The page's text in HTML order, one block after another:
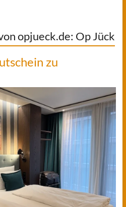
opjueck.de: Op Jück
zu